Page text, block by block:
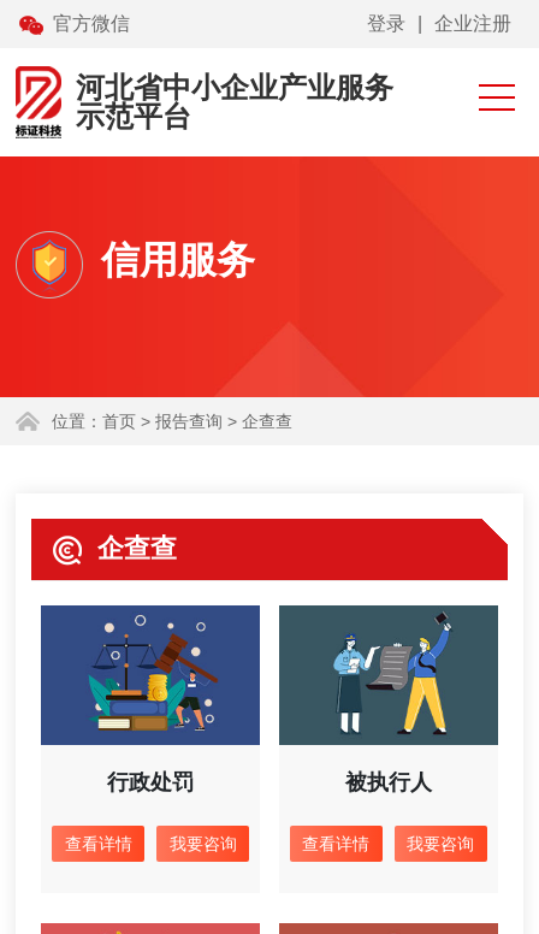
官方微信 登录 企业注册
河北省中小企业产业服务
示范平台
专利转化
信用服务
位置：首页 > 报告查询 > 企查查
企查查
行政处罚
查看详情 我要咨询
被执行人
查看详情 我要咨询